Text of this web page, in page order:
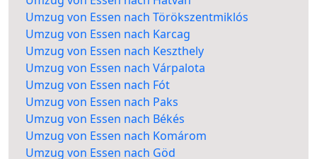
Umzug von Essen nach Törökszentmiklós
Umzug von Essen nach Karcag
Umzug von Essen nach Keszthely
Umzug von Essen nach Várpalota
Umzug von Essen nach Fót
Umzug von Essen nach Paks
Umzug von Essen nach Békés
Umzug von Essen nach Komárom
Umzug von Essen nach Göd